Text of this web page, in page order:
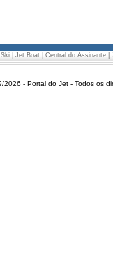
| Jet Boat| Central do Assinante|
2026 - Portal do Jet - Todos os